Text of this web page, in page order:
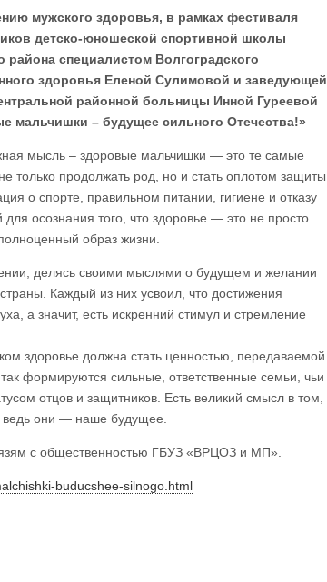
мужского здоровья, в рамках фестиваля
детско-юношеской спортивной школы
специалистом Волгоградского
здоровья Еленой Сулимовой и заведующей
районной больницы Инной Гуреевой
мальчишки – будущее сильного Отечества!»
мысль – здоровые мальчишки — это те самые
только продолжать род, но и стать оплотом защиты
о спорте, правильном питании, гигиене и отказу
осознания того, что здоровье — это не просто
образ жизни.
делясь своими мыслями о будущем и желании
Каждый из них усвоил, что достижения
а значит, есть искренний стимул и стремление
здоровье должна стать ценностью, передаваемой
формируются сильные, ответственные семьи, чьи
отцов и защитников. Есть великий смысл в том,
ведь они — наше будущее.
с общественностью ГБУЗ «ВРЦОЗ и МП».
buducshee-silnogo.html